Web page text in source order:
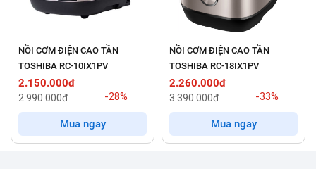
1.89 kg
. Kiểu dáng này không chỉ tiết kiệm không gian bếp mà
còn dễ dàng di chuyển và cất giữ. Chiều dài dây điện
cũng rất thuận tiện để kết nối với nguồn điện ở nhiều vị trí khác
Lòng nồi cao cấp:Lòng nồi được làm từ chất liệuhợp
kim nhôm dày 1.5mm
và được phủ lớp chống dính
NỒI CƠM ĐIỆN CAO TẦN
TOSHIBA RC-10IX1PV
2.150.000đ
2.990.000đ -28%
Mua ngay
NỒI CƠM ĐIỆN CAO TẦN
TOSHIBA RC-18IX1PV
2.260.000đ
3.390.000đ -33%
Mua ngay